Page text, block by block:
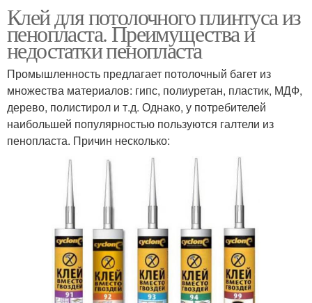
Клей для потолочного плинтуса из
пенопласта. Преимущества и
недостатки пенопласта
Промышленность предлагает потолочный багет из
множества материалов: гипс, полиуретан, пластик, МДФ,
дерево, полистирол и т.д. Однако, у потребителей
наибольшей популярностью пользуются галтели из
пенопласта. Причин несколько: